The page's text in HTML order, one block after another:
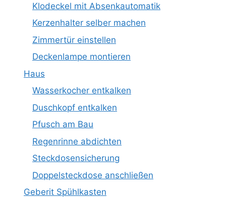
Klodeckel mit Absenkautomatik
Kerzenhalter selber machen
Zimmertür einstellen
Deckenlampe montieren
Haus
Wasserkocher entkalken
Duschkopf entkalken
Pfusch am Bau
Regenrinne abdichten
Steckdosensicherung
Doppelsteckdose anschließen
Geberit Spühlkasten